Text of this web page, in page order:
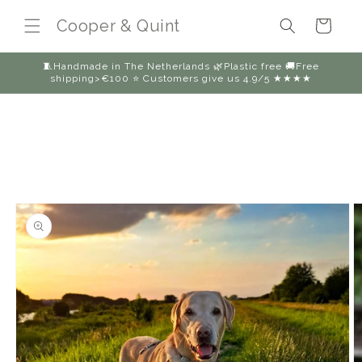
contentCooper & Quint Cart
🧵Handmade in The Netherlands 🌿Plastic free 🚚Free
shipping>€100 ⭐️ Customers give us 4.9/5 ★★★★